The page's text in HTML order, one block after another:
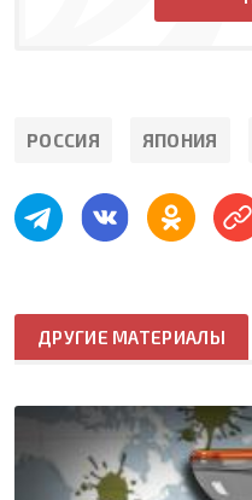
РОССИЯ ЯПОНИЯ
ДРУГИЕ МАТЕРИАЛЫ